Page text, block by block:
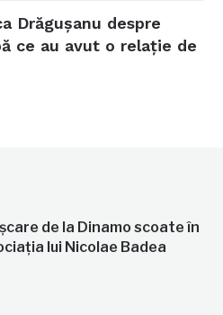
Drăgușanu despre
ce au avut o relație de
de la Dinamo scoate în
lui Nicolae Badea